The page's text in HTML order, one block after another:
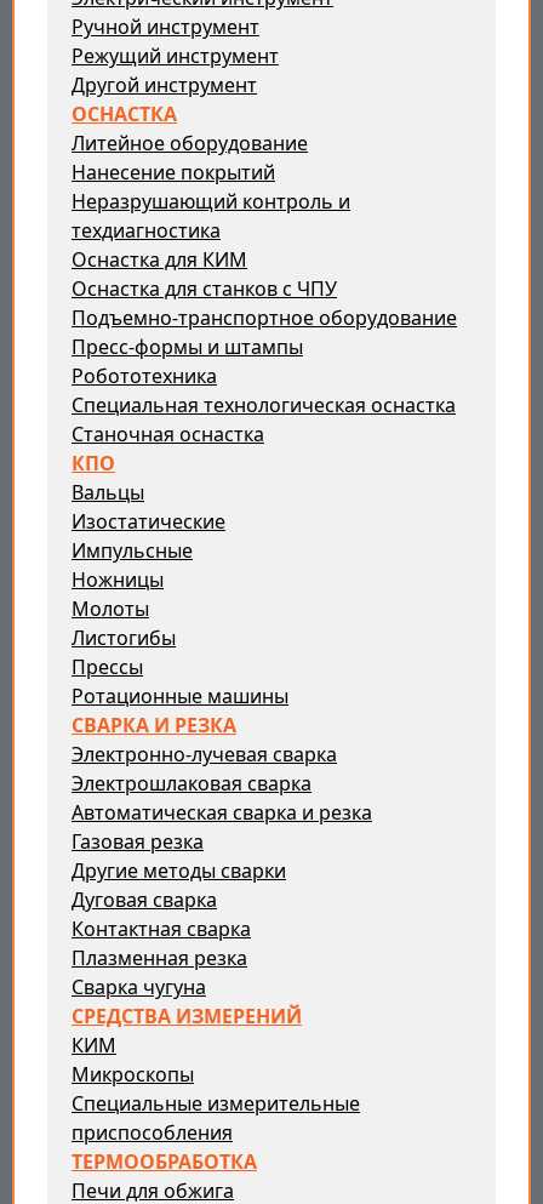
Ручной инструмент
Режущий инструмент
Другой инструмент
ОСНАСТКА
Литейное оборудование
Нанесение покрытий
Неразрушающий контроль и
техдиагностика
Оснастка для КИМ
Оснастка для станков с ЧПУ
Подъемно-транспортное оборудование
Пресс-формы и штампы
Робототехника
Специальная технологическая оснастка
Станочная оснастка
КПО
Вальцы
Изостатические
Импульсные
Ножницы
Молоты
Листогибы
Прессы
Ротационные машины
СВАРКА И РЕЗКА
Электронно-лучевая сварка
Электрошлаковая сварка
Автоматическая сварка и резка
Газовая резка
Другие методы сварки
Дуговая сварка
Контактная сварка
Плазменная резка
Сварка чугуна
СРЕДСТВА ИЗМЕРЕНИЙ
КИМ
Микроскопы
Специальные измерительные
приспособления
ТЕРМООБРАБОТКА
Печи для обжига